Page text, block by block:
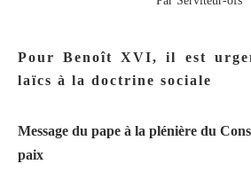
Pour Benoît XVI, il est
laïcs à la doctrine sociale
Message du pape à la plénière du
paix